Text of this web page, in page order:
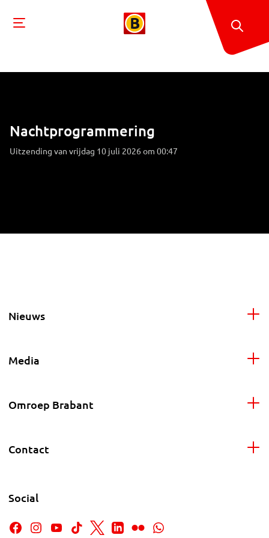
Nachtprogrammering
Uitzending van vrijdag 10 juli 2026 om 00:47
Nieuws
Media
Omroep Brabant
Contact
Social